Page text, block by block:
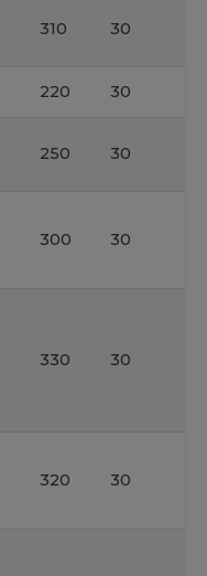
310 30
220 30
250 30
300 30
330 30
320 30